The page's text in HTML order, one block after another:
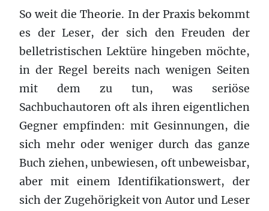
So weit die Theorie. In der Praxis bekommt
es der Leser, der sich den Freuden der
belletristischen Lektüre hingeben möchte,
in der Regel bereits nach wenigen Seiten
mit dem zu tun, was seriöse
Sachbuchautoren oft als ihren eigentlichen
Gegner empfinden: mit Gesinnungen, die
sich mehr oder weniger durch das ganze
Buch ziehen, unbewiesen, oft unbeweisbar,
aber mit einem Identifikationswert, der
sich der Zugehörigkeit von Autor und Leser